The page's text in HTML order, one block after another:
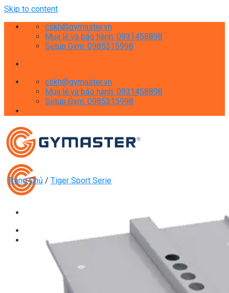
Skip to content
cskh@gymaster.vn
Mua lẻ và bảo hành: 0931458898
Setup Gym: 0985315998
cskh@gymaster.vn
Mua lẻ và bảo hành: 0931458898
Setup Gym: 0985315998
Giàn Tạ Đa Năng
Máy Chạy Bộ
Xe Đạp Tập Thể Dục
Máy Tập Thể Dục ( Cardio )
Máy Chạy Bộ
Trang Chủ / Tiger Sport Serie